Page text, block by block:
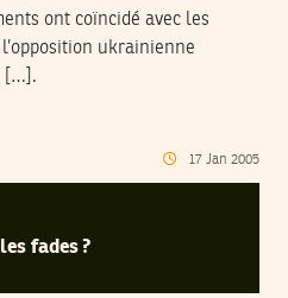
ont coïncidé avec les
ukrainienne
[…].
17 Jan 2005
fades ?